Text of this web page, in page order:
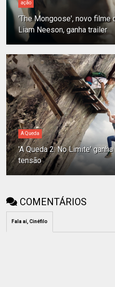
ação
'The Mongoose', novo filme
Liam Neeson, ganha trailer
A Queda
'A Queda 2: No Limite'
tensão
COMENTÁRIOS
Fala aí, Cinéfilo